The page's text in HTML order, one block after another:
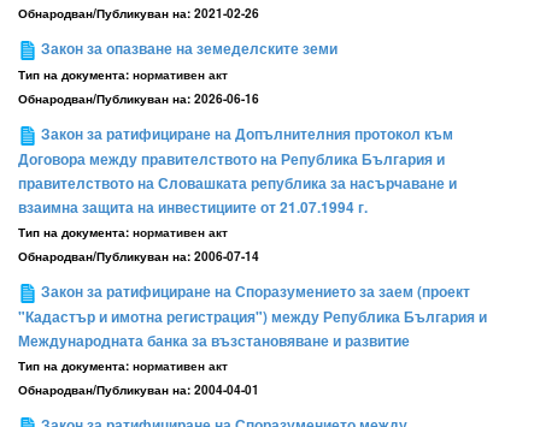
Обнародван/Публикуван на: 2021-02-26
Закон за опазване на земеделските земи
Тип на документа: нормативен акт
Обнародван/Публикуван на: 2026-06-16
Закон за ратифициране на Допълнителния протокол към
Договора между правителството на Република България и
правителството на Словашката република за насърчаване и
взаимна защита на инвестициите от 21.07.1994 г.
Тип на документа: нормативен акт
Обнародван/Публикуван на: 2006-07-14
Закон за ратифициране на Споразумението за заем (проект
"Кадастър и имотна регистрация") между Република България и
Международната банка за възстановяване и развитие
Тип на документа: нормативен акт
Обнародван/Публикуван на: 2004-04-01